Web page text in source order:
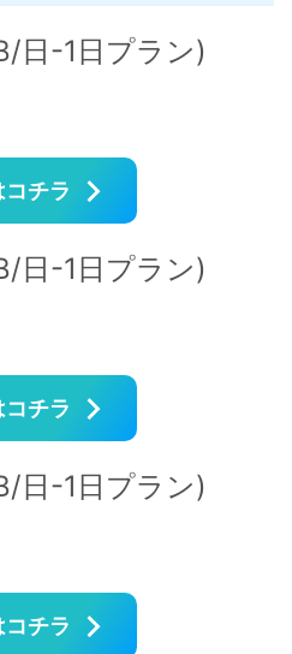
日-1日プラン)
チラ
日-1日プラン)
チラ
日-1日プラン)
チラ